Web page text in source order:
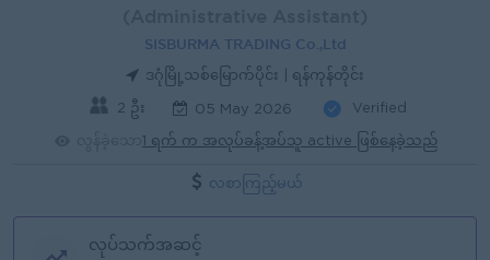
SISBURMA TRADING Co.,Ltd
ဒဂုံမြို့သစ်မြောက်ပိုင်း | ရန်ကုန်တိုင်း
2 ဦး 05 May 2026 Verified
1 ရက် က အလုပ်ခန့်အပ်သူ active ဖြစ်နေခဲ့သည်
လစာကြည့်မယ်
လုပ်သက်အဆင့်